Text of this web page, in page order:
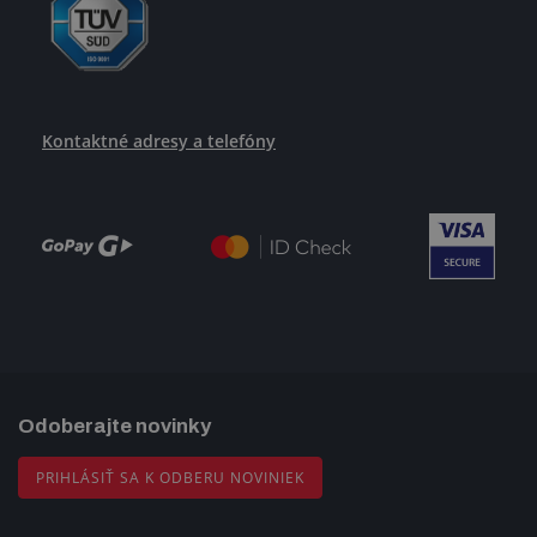
Kontaktné adresy a telefóny
Odoberajte novinky
PRIHLÁSIŤ SA K ODBERU NOVINIEK